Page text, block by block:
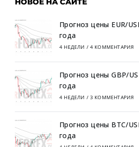
Прогноз цены EUR/
года
4 НЕДЕЛИ / 4 КОММЕНТАРИЯ
Прогноз цены GBP/
года
4 НЕДЕЛИ / 3 КОММЕНТАРИЯ
Прогноз цены BTC/
года